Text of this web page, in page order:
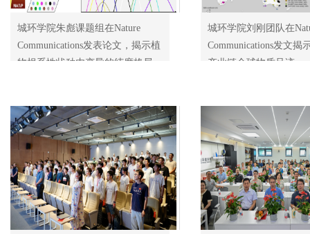
城环学院朱彪课题组在Nature
Communications发表论文，揭示植
物根系性状种内变异的纬度格局
城环学院刘刚团队在
Communications发文揭
产业链全球物质足迹